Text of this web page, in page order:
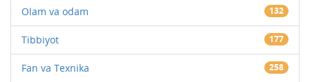
Olam va odam 132
Tibbiyot 177
Fan va Texnika 258